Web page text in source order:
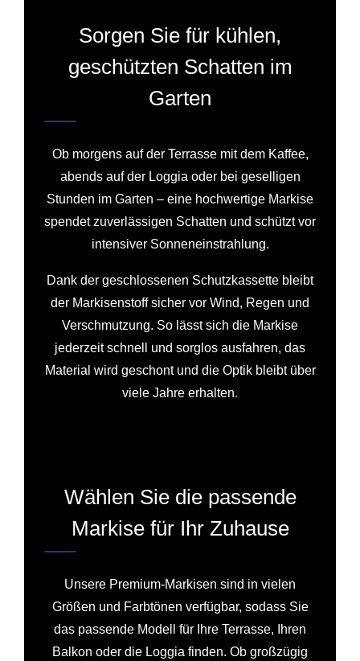
Sorgen Sie für kühlen,
geschützten Schatten im
Garten
Ob morgens auf der Terrasse mit dem Kaffee,
abends auf der Loggia oder bei geselligen
Stunden im Garten – eine hochwertige Markise
spendet zuverlässigen Schatten und schützt vor
intensiver Sonneneinstrahlung.
Dank der geschlossenen Schutzkassette bleibt
der Markisenstoff sicher vor Wind, Regen und
Verschmutzung. So lässt sich die Markise
jederzeit schnell und sorglos ausfahren, das
Material wird geschont und die Optik bleibt über
viele Jahre erhalten.
Wählen Sie die passende
Markise für Ihr Zuhause
Unsere Premium-Markisen sind in vielen
Größen und Farbtönen verfügbar, sodass Sie
das passende Modell für Ihre Terrasse, Ihren
Balkon oder die Loggia finden. Ob großzügig